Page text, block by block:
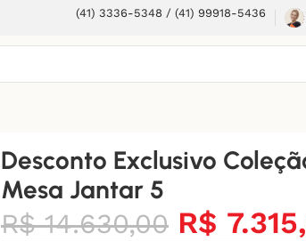
(41) 3336-5348 / (41) 99918-5436
Desconto Exclusivo
Mesa Jantar 5
R$14.630,00 R$